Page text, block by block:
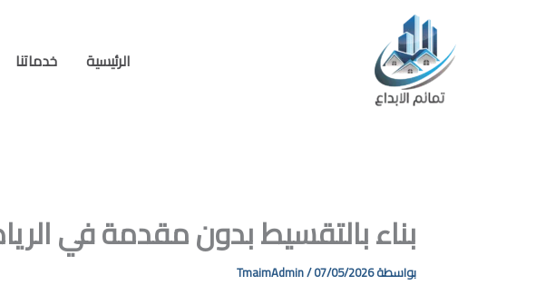
الرئيسية خدماتنا
بناء بالتقسيط بدون مقدمة في
بواسطة TmaimAdmin/07/05/2026